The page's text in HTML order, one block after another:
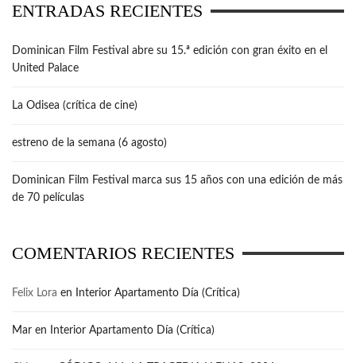
ENTRADAS RECIENTES
Dominican Film Festival abre su 15.ª edición con gran éxito en el
United Palace
La Odisea (crítica de cine)
estreno de la semana (6 agosto)
Dominican Film Festival marca sus 15 años con una edición de más
de 70 películas
COMENTARIOS RECIENTES
Felix Lora en Interior Apartamento Día (Crítica)
Mar en Interior Apartamento Día (Crítica)